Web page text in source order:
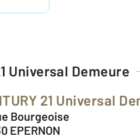
Universal Demeure
21 Universal
Bourgeoise
EPERNON